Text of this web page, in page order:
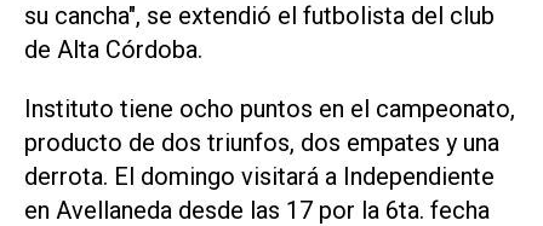
su cancha", se extendió el futbolista del club
de Alta Córdoba.
Instituto tiene ocho puntos en el campeonato,
producto de dos triunfos, dos empates y una
derrota. El domingo visitará a Independiente
en Avellaneda desde las 17 por la 6ta. fecha